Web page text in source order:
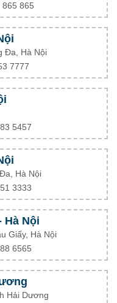
865 865
Đa, Hà Nội
7777
5457
Hà Nội
3333
Hà Nội
Giấy, Hà Nội
6565
Hải Dương